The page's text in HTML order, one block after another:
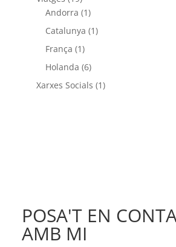
Andorra (1)
Catalunya (1)
França (1)
Holanda (6)
Xarxes Socials (1)
POSA'T EN
AMB MI